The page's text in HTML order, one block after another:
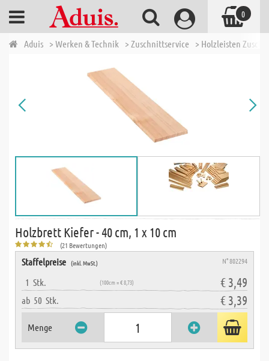
Aduis > Werken & Technik > Zuschnittservice > Holzleisten
Holzbrett Kiefer - 40 cm, 1 x 10 cm
(21 Bewertungen)
Staffelpreise (inkl. MwSt.) N° 802294
1 Stk. (100cm = € 8,73) € 3,49
ab 50 Stk. € 3,39
Menge
0